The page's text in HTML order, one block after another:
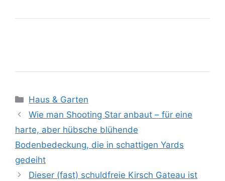
Kategorien
Haus & Garten
Wie man Shooting Star anbaut – für eine
harte, aber hübsche blühende
Bodenbedeckung, die in schattigen Yards
gedeiht
Dieser (fast) schuldfreie Kirsch Gateau ist